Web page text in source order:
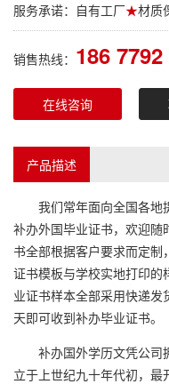
服务承诺：自有工厂★材质
销售热线： 186
在线咨询
产品描述
我们常年面向全国各地
补办外国毕业证书，欢迎
书全部根据客户要求而定制
证书模板与学校实地打印
业证书样本全部采用快递
天即可收到补办毕业证书。
补办国外学历文凭公司
立于上世纪九十年代初，